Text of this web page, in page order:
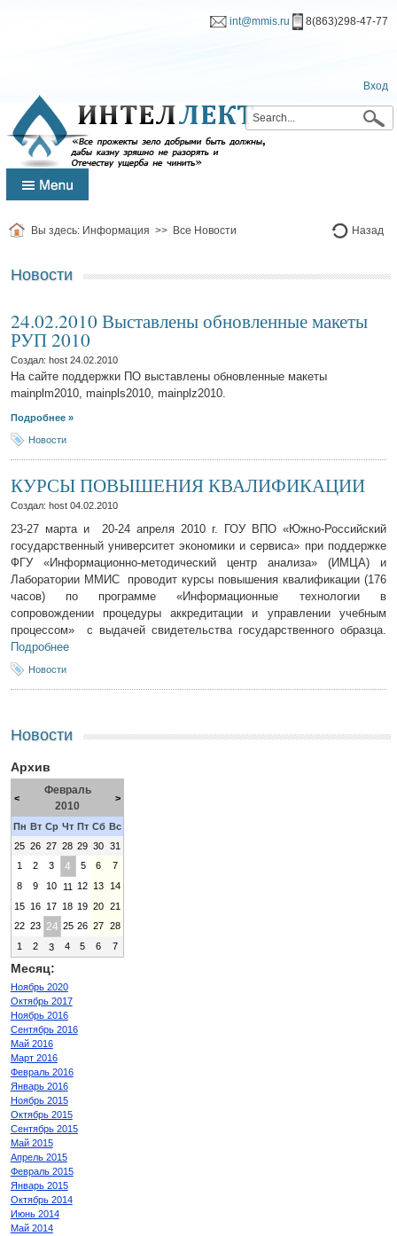
int@mmis.ru 8(863)298-47-77
Вход
Вы здесь: Информация >> Все Новости Назад
Новости
24.02.2010 Выставлены обновленные макеты
РУП 2010
Создал: host 24.02.2010
На сайте поддержки ПО выставлены обновленные макеты
mainplm2010, mainpls2010, mainplz2010.
Подробнее »
Новости
КУРСЫ ПОВЫШЕНИЯ КВАЛИФИКАЦИИ
Создал: host 04.02.2010
23-27 марта и 20-24 апреля 2010 г. ГОУ ВПО «Южно-Российский
государственный университет экономики и сервиса» при поддержке
ФГУ «Информационно-методический центр анализа» (ИМЦА) и
Лаборатории ММИС проводит курсы повышения квалификации (176
часов) по программе «Информационные технологии в
сопровождении процедуры аккредитации и управлении учебным
процессом» с выдачей свидетельства государственного образца.
Подробнее
Новости
Новости
Архив
<
Февраль
2010
>
Пн Вт Ср Чт Пт Сб Вс
25 26 27 28 29 30 31
1
2 3 4 5 6
7
8
9 10 11 12 13
14
15 16 17 18 19 20 21
22 23 24 25 26 27 28
1
2 3 4 5 6 7
Месяц:
Ноябрь 2020
Октябрь 2017
Ноябрь 2016
Сентябрь 2016
Май 2016
Март 2016
Февраль 2016
Январь 2016
Ноябрь 2015
Октябрь 2015
Сентябрь 2015
Май 2015
Апрель 2015
Февраль 2015
Январь 2015
Октябрь 2014
Июнь 2014
Май 2014